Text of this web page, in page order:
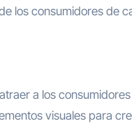
los consumidores de
a los consumidores
visuales para